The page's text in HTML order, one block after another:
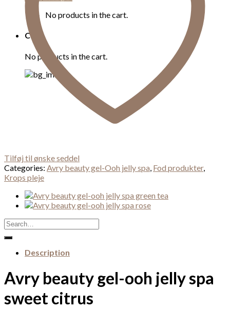
No products in the cart.
Cart
No products in the cart.
Tilføj til ønske seddel
Categories: Avry beauty gel-Ooh jelly spa, Fod produkter,
Krops pleje
Search
for:
Description
Avry beauty gel-ooh jelly spa
sweet citrus